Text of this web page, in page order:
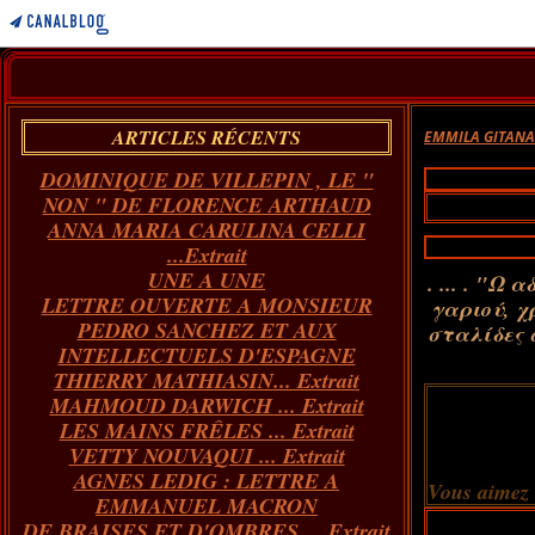
ARTICLES RÉCENTS
DOMINIQUE DE VILLEPIN , LE "
NON " DE FLORENCE ARTHAUD
ANNA MARIA CARULINA CELLI
...Extrait
UNE A UNE
LETTRE OUVERTE A MONSIEUR
PEDRO SANCHEZ ET AUX
INTELLECTUELS D'ESPAGNE
THIERRY MATHIASIN... Extrait
MAHMOUD DARWICH ... Extrait
LES MAINS FRÊLES ... Extrait
VETTY NOUVAQUI ... Extrait
AGNES LEDIG : LETTRE A
EMMANUEL MACRON
EMMILA GITANA
. ... . "Ω
γαριού,
σταλίδες
Vous aimez